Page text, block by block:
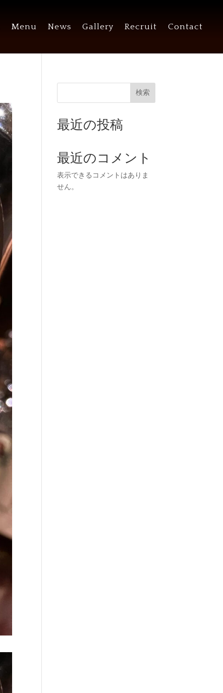
Menu News Gallery Recruit Contact
検索
最近の投稿
最近のコメント
表示できるコメントはありま
せん。